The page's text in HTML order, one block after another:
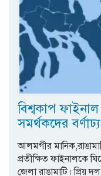
বিশ্বকাপ ফাইনাল
সমর্থকদের
আলমগীর
প্রতীক্ষিত ফাইনালকে
জেলা রাঙামাটি। প্রিয়